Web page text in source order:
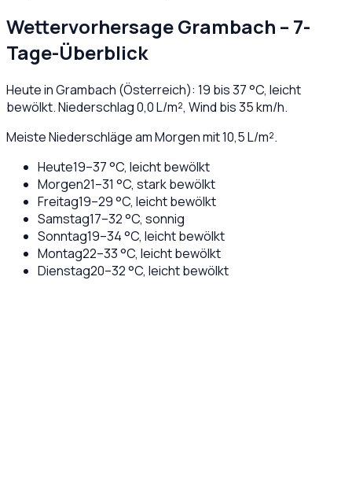
WettervorhersageGrambach – 7-
Tage-Überblick
Heute inGrambach (Österreich): 19 bis37°C, leicht
bewölkt. Niederschlag0,0L/m², Wind bis35km/h.
Meiste Niederschläge am Morgen mit 10,5 L/m².
Heute19–37°C, leicht bewölkt
Morgen21–31 °C, stark bewölkt
Freitag19–29°C, leicht bewölkt
Samstag17–32°C, sonnig
Sonntag19–34°C, leicht bewölkt
Montag22–33°C, leicht bewölkt
Dienstag20–32°C, leicht bewölkt